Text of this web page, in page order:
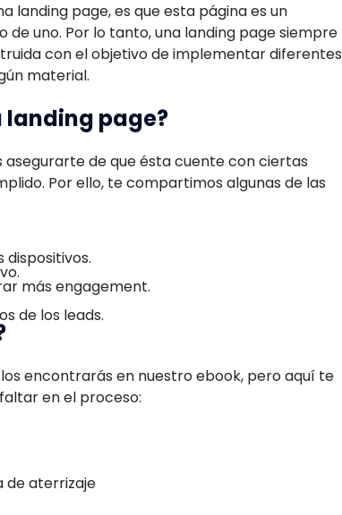
landing page, es que esta página es un
uno. Por lo tanto, una landing page siempre
con el objetivo de implementar diferentes
material.
landing page?
de que ésta cuente con ciertas
Por ello, te compartimos algunas de las
más engagement.
de los leads.
encontrarás en nuestro ebook, pero aquí te
en el proceso:
de aterrizaje